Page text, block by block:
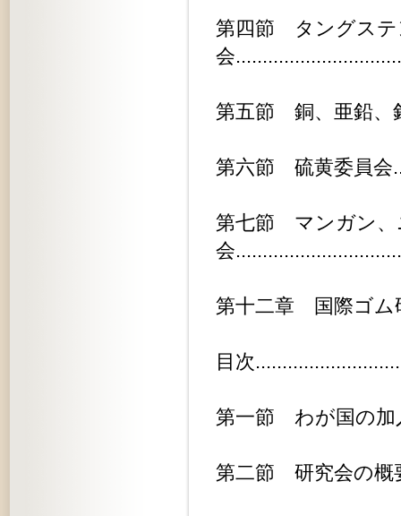
第四節 タングステ
会
第五節 銅、亜鉛、
第六節 硫黄委員会
第七節 マンガン、
会
第十二章 国際ゴム
目次
第一節 わが国の加
第二節 研究会の概